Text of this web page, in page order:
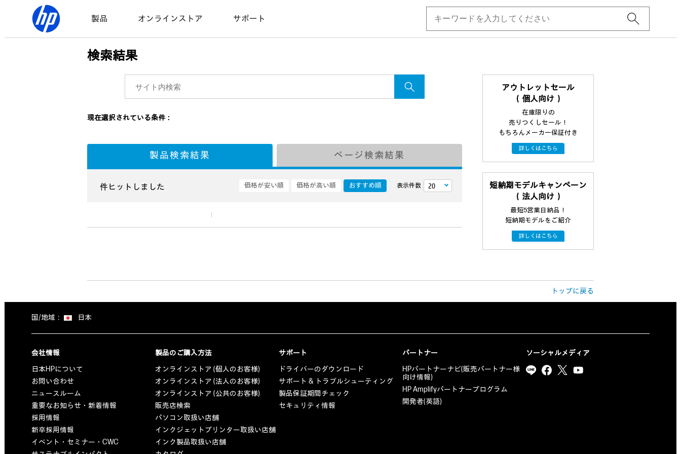
製品 オンラインストア サポート
検索結果
現在選択されている条件：
製品検索結果 ページ検索結果
件ヒットしました 価格が安い順 価格が高い順 おすすめ順 表示件数
アウトレットセール
（個人向け）
在庫限りの
売りつくしセール！
もちろんメーカー保証付き
詳しくはこちら
短納期モデルキャンペーン
（法人向け）
最短5営業日納品！
短納期モデルをご紹介
詳しくはこちら
トップに戻る
国/地域： 日本
会社情報
日本HPについて
お問い合わせ
ニュースルーム
重要なお知らせ・新着情報
採用情報
新卒採用情報
イベント・セミナー・CWC
製品のご購入方法
オンラインストア (個人のお客様)
オンラインストア (法人のお客様)
オンラインストア (公共のお客様)
販売店検索
パソコン取扱い店舗
インクジェットプリンター取扱い店舗
インク製品取扱い店舗
サポート
ドライバーのダウンロード
サポート & トラブルシューティング
製品保証期間チェック
セキュリティ情報
パートナー
HPパートナーナビ(販売パートナー様
向け情報)
HP Amplifyパートナープログラム
開発者(英語)
ソーシャルメディア